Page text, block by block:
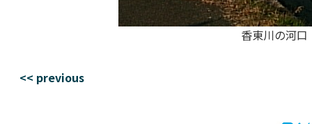
香東川の河
<< previous